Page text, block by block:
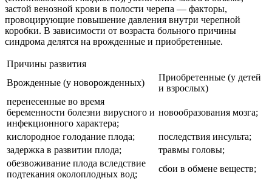
застой венозной крови в полости черепа — факторы,
провоцирующие повышение давления внутри черепной
коробки. В зависимости от возраста больного причины
синдрома делятся на врожденные и приобретенные.
Причины развития
Врожденные (у новорожденных)
Приобретенные (у детей
и взрослых)
перенесенные во время
беременности болезни вирусного и
инфекционного характера;
новообразования мозга;
кислородное голодание плода;
последствия инсульта;
задержка в развитии плода;
травмы головы;
обезвоживание плода вследствие
подтекания околоплодных вод;
сбои в обмене веществ;